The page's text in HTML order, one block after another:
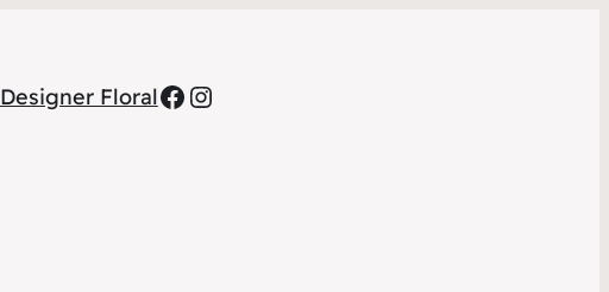
Designer FloralFacebook
Instagram